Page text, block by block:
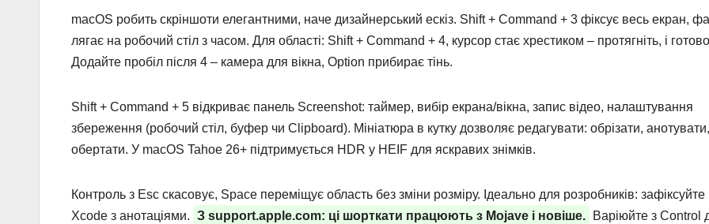
macOS робить скріншоти елегантними, наче дизайнерський ескіз. Shift + Command + 3 фіксує весь екран,
лягає на робочий стіл з часом. Для області: Shift + Command + 4, курсор стає хрестиком – протягніть, і
Додайте пробіл після 4 – камера для вікна, Option прибирає тінь.
Shift + Command + 5 відкриває панель Screenshot: таймер, вибір екрана/вікна, запис відео, налаштування
збереження (робочий стіл, буфер чи Clipboard). Мініатюра в кутку дозволяє редагувати: обрізати, анотувати,
обертати. У macOS Tahoe 26+ підтримується HDR у HEIF для яскравих знімків.
Контроль з Esc скасовує, Space переміщує область без зміни розміру. Ідеально для розробників: зафіксуйте
Xcode з анотаціями. З support.apple.com: ці шорткати працюють з Mojave і новіше.
Варіюйте з Control